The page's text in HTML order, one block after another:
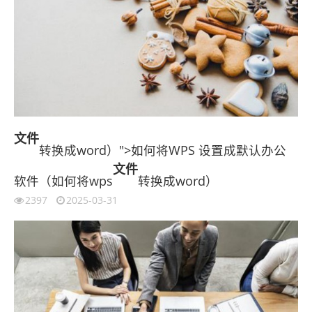
文件
转换成word）">如何将WPS 设置成默认办公
软件（如何将wps
文件
转换成word）
2397 2025-03-31